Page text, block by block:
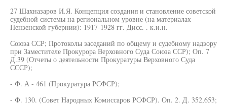
27 Шахназаров И.Я. Концепция создания и становление советской
судебной системы на региональном уровне (на материалах
Пензенской губернии): 1917-1928 гг. Дисс. . к.и.н.
Союза ССР; Протоколы заседаний по общему и судебному надзору
при Заместителе Прокурора Верховного Суда Союза ССР); Оп. 7
Д.39 (Отчеты о деятельности Прокуратуры Верховного Суда
СССР);
- Ф. А - 461 (Прокуратура РСФСР);
- Ф. 130. (Совет Народных Комиссаров РСФСР). Оп. 2. Д. 352,653;